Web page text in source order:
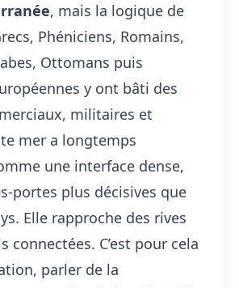
, mais la logique de
Phéniciens, Romains,
Ottomans puis
y ont bâti des
militaires et
mer a longtemps
une interface dense,
portes plus décisives que
Elle rapproche des rives
connectées. C’est pour cela
parler de la